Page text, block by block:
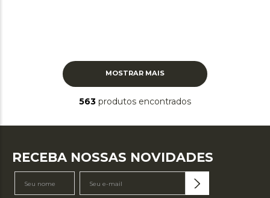
MOSTRAR MAIS
563 produtos
RECEBA NOSSAS NOVIDADES